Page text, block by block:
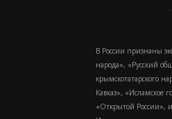
В России признаны
народа», «Русский
крымскотатарского
Кавказ», «Исламское
«Открытой России»,